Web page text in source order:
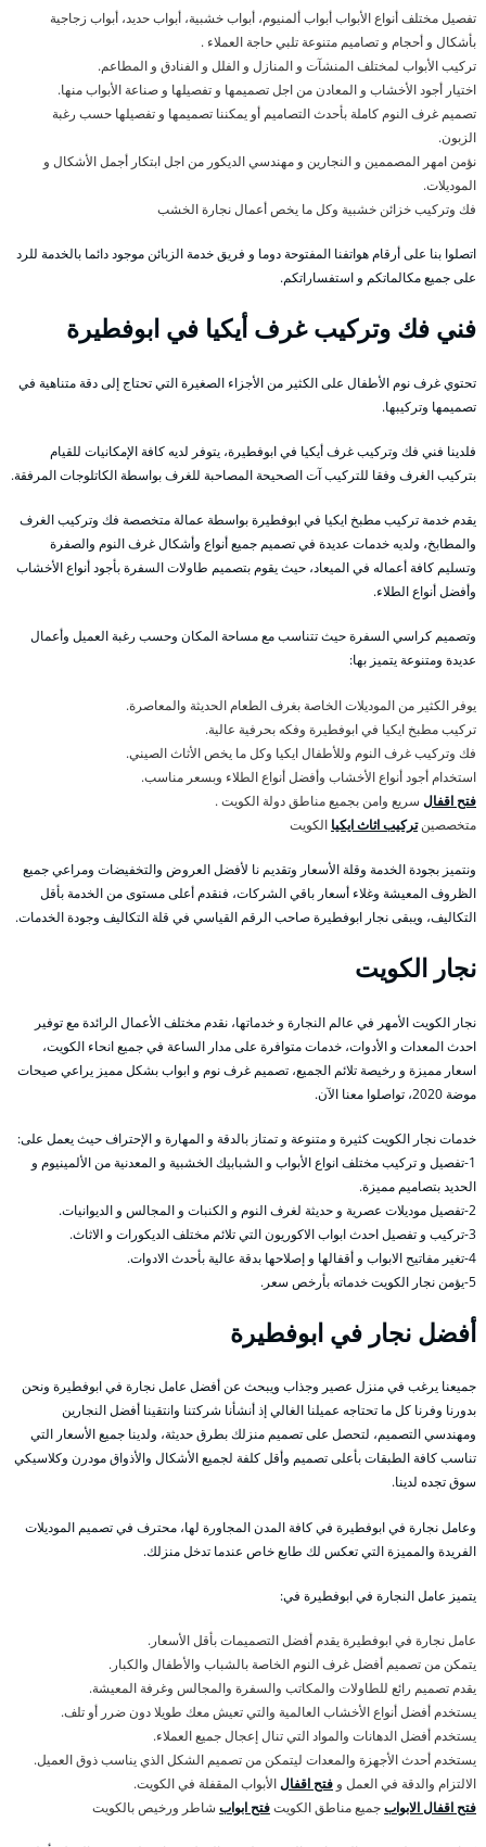
تفصيل مختلف أنواع الأبواب أبواب ألمنيوم، أبواب خشبية، أبواب حديد، أبواب زجاجية
بأشكال و أحجام و تصاميم متنوعة تلبي حاجة العملاء .
تركيب الأبواب لمختلف المنشآت و المنازل و الفلل و الفنادق و المطاعم.
اختيار أجود الأخشاب و المعادن من اجل تصميمها و تفصيلها و صناعة الأبواب منها.
تصميم غرف النوم كاملة بأحدث التصاميم أو يمكننا تصميمها و تفصيلها حسب رغبة
الزبون.
نؤمن امهر المصممين و النجارين و مهندسي الديكور من اجل ابتكار أجمل الأشكال و
الموديلات.
فك وتركيب خزائن خشبية وكل ما يخص أعمال نجارة الخشب
اتصلوا بنا على أرقام هواتفنا المفتوحة دوما و فريق خدمة الزبائن موجود دائما بالخدمة للرد
على جميع مكالماتكم و استفساراتكم.
فني فك وتركيب غرف أيكيا في ابوفطيرة
تحتوي غرف نوم الأطفال على الكثير من الأجزاء الصغيرة التي تحتاج إلى دقة متناهية في
تصميمها وتركيبها.
فلدينا فني فك وتركيب غرف أيكيا في ابوفطيرة، يتوفر لديه كافة الإمكانيات للقيام
بتركيب الغرف وفقا للتركيب آت الصحيحة المصاحبة للغرف بواسطة الكاتلوجات المرفقة.
يقدم خدمة تركيب مطبخ ايكيا في ابوفطيرة بواسطة عمالة متخصصة فك وتركيب الغرف
والمطابخ، ولديه خدمات عديدة في تصميم جميع أنواع وأشكال غرف النوم والصفرة
وتسليم كافة أعماله في الميعاد، حيث يقوم بتصميم طاولات السفرة بأجود أنواع الأخشاب
وأفضل أنواع الطلاء.
وتصميم كراسي السفرة حيث تتناسب مع مساحة المكان وحسب رغبة العميل وأعمال
عديدة ومتنوعة يتميز بها:
يوفر الكثير من الموديلات الخاصة بغرف الطعام الحديثة والمعاصرة.
تركيب مطبخ ايكيا في ابوفطيرة وفكه بحرفية عالية.
فك وتركيب غرف النوم وللأطفال ايكيا وكل ما يخص الأثاث الصيني.
استخدام أجود أنواع الأخشاب وأفضل أنواع الطلاء وبسعر مناسب.
فتح اقفال سريع وامن بجميع مناطق دولة الكويت .
متخصصينتركيب اثاث ايكيا الكويت
ونتميز بجودة الخدمة وقلة الأسعار وتقديم نا لأفضل العروض والتخفيضات ومراعي جميع
الظروف المعيشة وغلاء أسعار باقي الشركات، فنقدم أعلى مستوى من الخدمة بأقل
التكاليف، ويبقى نجار ابوفطيرة صاحب الرقم القياسي في قلة التكاليف وجودة الخدمات.
نجار الكويت
نجار الكويت الأمهر في عالم النجارة و خدماتها، نقدم مختلف الأعمال الرائدة مع توفير
احدث المعدات و الأدوات، خدمات متوافرة على مدار الساعة في جميع انحاء الكويت،
اسعار مميزة و رخيصة تلائم الجميع، تصميم غرف نوم و ابواب بشكل مميز يراعي صيحات
موضة 2020، تواصلوا معنا الآن.
خدمات نجار الكويت كثيرة و متنوعة و تمتاز بالدقة و المهارة و الإحتراف حيث يعمل على:
1-تفصيل و تركيب مختلف انواع الأبواب و الشبابيك الخشبية و المعدنية من الألمينيوم و
الحديد بتصاميم مميزة.
2-تفصيل موديلات عصرية و حديثة لغرف النوم و الكنبات و المجالس و الديوانيات.
3-تركيب و تفصيل احدث ابواب الاكوريون التي تلائم مختلف الديكورات و الاثاث.
4-تغير مفاتيح الابواب و أقفالها و إصلاحها بدقة عالية بأحدث الادوات.
5-يؤمن نجار الكويت خدماته بأرخص سعر.
أفضل نجار في ابوفطيرة
جميعنا يرغب في منزل عصير وجذاب ويبحث عن أفضل عامل نجارة في ابوفطيرة ونحن
بدورنا وفرنا كل ما تحتاجه عميلنا الغالي إذ أنشأنا شركتنا وانتقينا أفضل النجارين
ومهندسي التصميم، لتحصل على تصميم منزلك بطرق حديثة، ولدينا جميع الأسعار التي
تناسب كافة الطبقات بأعلى تصميم وأقل كلفة لجميع الأشكال والأذواق مودرن وكلاسيكي
سوق تجده لدينا.
وعامل نجارة في ابوفطيرة في كافة المدن المجاورة لها، محترف في تصميم الموديلات
الفريدة والمميزة التي تعكس لك طابع خاص عندما تدخل منزلك.
يتميز عامل النجارة في ابوفطيرة في:
عامل نجارة في ابوفطيرة يقدم أفضل التصميمات بأقل الأسعار.
يتمكن من تصميم أفضل غرف النوم الخاصة بالشباب والأطفال والكبار.
يقدم تصميم رائع للطاولات والمكاتب والسفرة والمجالس وغرفة المعيشة.
يستخدم أفضل أنواع الأخشاب العالمية والتي تعيش معك طويلا دون ضرر أو تلف.
يستخدم أفضل الدهانات والمواد التي تنال إعجال جميع العملاء.
يستخدم أحدث الأجهزة والمعدات ليتمكن من تصميم الشكل الذي يناسب ذوق العميل.
الالتزام والدقة في العمل و فتح اقفالالأبواب المقفلة في الكويت.
فتح اقفال الابوابجميع مناطق الكويتفتح ابواب شاطر ورخيص بالكويت